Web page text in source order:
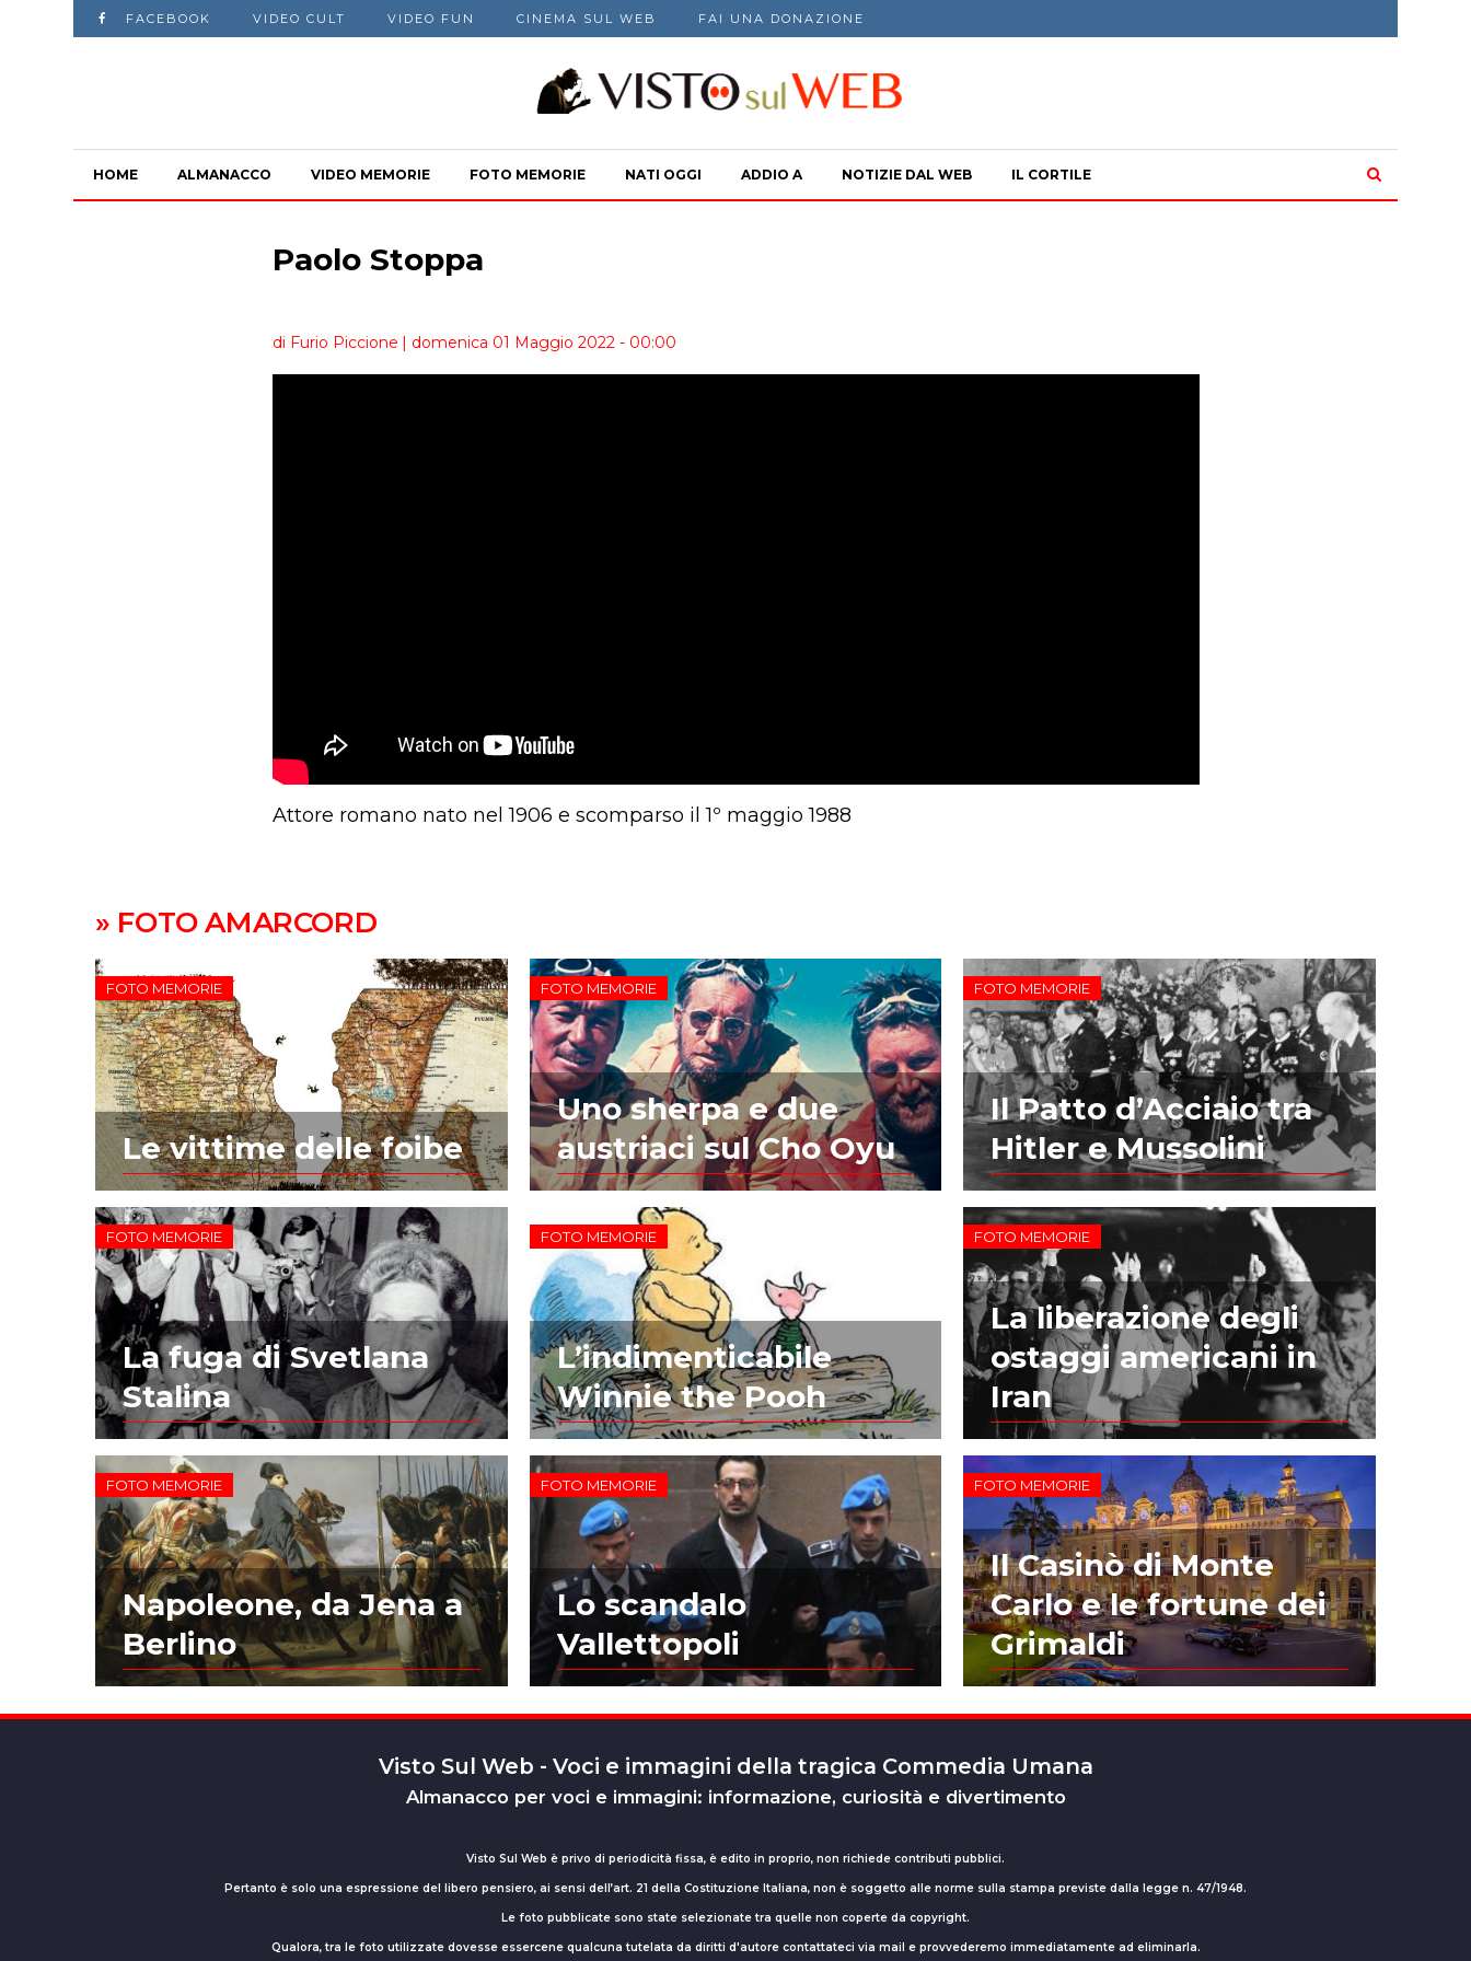
FACEBOOK VIDEO CULT VIDEO FUN CINEMA SUL WEB FAI UNA DONAZIONE
HOME ALMANACCO VIDEO MEMORIE FOTO MEMORIE NATI OGGI ADDIO A NOTIZIE DAL WEB IL CORTILE
Paolo Stoppa
di Furio Piccione | domenica 01 Maggio 2022 - 00:00
Attore romano nato nel 1906 e scomparso il 1º maggio 1988
» FOTO AMARCORD
FOTO MEMORIE
Le vittime delle foibe
FOTO MEMORIE
Uno sherpa e due
austriaci sul Cho Oyu
FOTO MEMORIE
Il Patto d’Acciaio tra
Hitler e Mussolini
FOTO MEMORIE
La fuga di Svetlana
Stalina
FOTO MEMORIE
L’indimenticabile
Winnie the Pooh
FOTO MEMORIE
La liberazione degli
ostaggi americani in
Iran
FOTO MEMORIE
Napoleone, da Jena a
Berlino
FOTO MEMORIE
Lo scandalo
Vallettopoli
FOTO MEMORIE
Il Casinò di Monte
Carlo e le fortune dei
Grimaldi
Visto Sul Web - Voci e immagini della tragica Commedia Umana
Almanacco per voci e immagini: informazione, curiosità e divertimento
Visto Sul Web è privo di periodicità fissa, è edito in proprio, non richiede contributi pubblici.
Pertanto è solo una espressione del libero pensiero, ai sensi dell’art. 21 della Costituzione Italiana, non è soggetto alle norme sulla stampa previste dalla legge n. 47/1948.
Le foto pubblicate sono state selezionate tra quelle non coperte da copyright.
Qualora, tra le foto utilizzate dovesse essercene qualcuna tutelata da diritti d'autore contattateci via mail e provvederemo immediatamente ad eliminarla.